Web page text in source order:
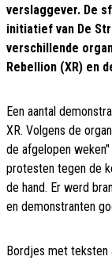
verslaggever. De
initiatief van De
verschillende
Rebellion (XR) en
Een aantal
XR. Volgens de
de afgelopen
protesten tegen de
de hand. Er werd
en demonstranten
Bordjes met teksten